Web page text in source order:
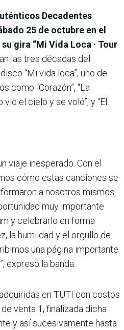
Decadentes
25 de octubre en el
gira “Mi Vida Loca · Tour
las tres décadas del
“Mi vida loca”, uno de
como “Corazón”, “La
vio el cielo y se voló”, y “El
viaje inesperado. Con el
cómo estas canciones se
a nosotros mismos.
muy importante
y celebrarlo en forma
la humildad y el orgullo de
una página importante
expresó la banda.
en TUTI con costos
venta 1, finalizada dicha
y así sucesivamente hasta